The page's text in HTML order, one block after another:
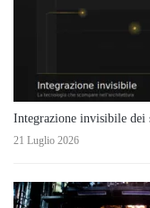
Integrazione invisibile dei
21 Luglio 2026